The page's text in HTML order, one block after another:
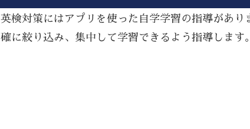
英検対策にはアプリを使った自学学習の指導があ
確に絞り込み、集中して学習できるよう指導します